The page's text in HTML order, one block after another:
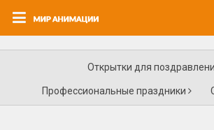
Открытки для
Профессиональные праздники